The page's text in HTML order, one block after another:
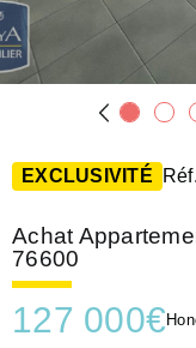
EXCLUSIVITÉ
Achat
76600
127 000€